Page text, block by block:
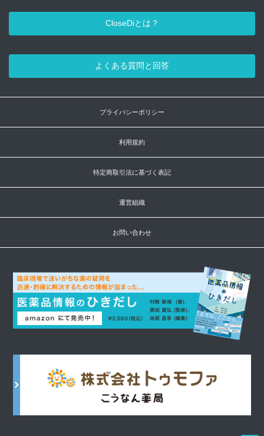
CloseDiとは？
よくある質問と回答
プライバシーポリシー
利用規約
特定商取引法に基づく表記
運営組織
お問い合わせ